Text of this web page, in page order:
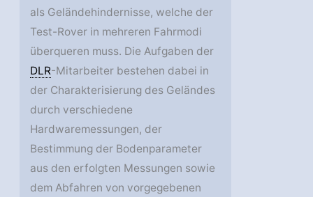
als Geländehindernisse, welche der
Test-Rover in mehreren Fahrmodi
überqueren muss. Die Aufgaben der
DLR-Mitarbeiter bestehen dabei in
der Charakterisierung des Geländes
durch verschiedene
Hardwaremessungen, der
Bestimmung der Bodenparameter
aus den erfolgten Messungen sowie
dem Abfahren von vorgegebenen